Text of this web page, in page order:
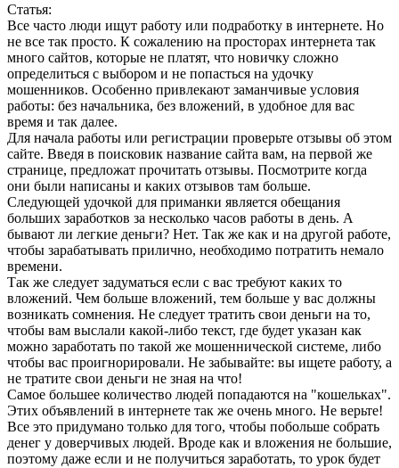
Статья:
Все часто люди ищут работу или подработку в интернете. Но
не все так просто. К сожалению на просторах интернета так
много сайтов, которые не платят, что новичку сложно
определиться с выбором и не попасться на удочку
мошенников. Особенно привлекают заманчивые условия
работы: без начальника, без вложений, в удобное для вас
время и так далее.
Для начала работы или регистрации проверьте отзывы об этом
сайте. Введя в поисковик название сайта вам, на первой же
странице, предложат прочитать отзывы. Посмотрите когда
они были написаны и каких отзывов там больше.
Следующей удочкой для приманки является обещания
больших заработков за несколько часов работы в день. А
бывают ли легкие деньги? Нет. Так же как и на другой работе,
чтобы зарабатывать прилично, необходимо потратить немало
времени.
Так же следует задуматься если с вас требуют каких то
вложений. Чем больше вложений, тем больше у вас должны
возникать сомнения. Не следует тратить свои деньги на то,
чтобы вам выслали какой-либо текст, где будет указан как
можно заработать по такой же мошеннической системе, либо
чтобы вас проигнорировали. Не забывайте: вы ищете работу, а
не тратите свои деньги не зная на что!
Самое большее количество людей попадаются на "кошельках".
Этих объявлений в интернете так же очень много. Не верьте!
Все это придумано только для того, чтобы побольше собрать
денег у доверчивых людей. Вроде как и вложения не большие,
поэтому даже если и не получиться заработать, то урок будет